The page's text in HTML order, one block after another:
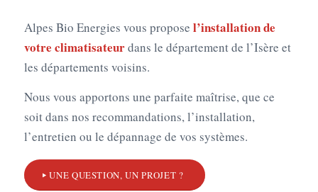
Alpes Bio Energies vous propose l’installation de
votre climatisateurdans le département de l’Isère et
les départements voisins.
Nous vous apportons une parfaite maîtrise, que ce
soit dans nos recommandations, l’installation,
l’entretien ou le dépannage de vos systèmes.
UNE QUESTION, UN PROJET ?